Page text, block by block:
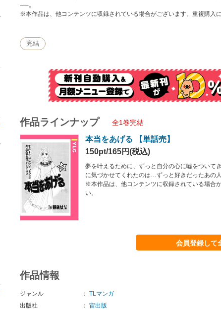
──。
※本作品は、他コンテンツに収録されている場合がございます。重複購入に
完結
作品ラインナップ 全1巻完結
本当をあげる 【単話売】
150pt/165円(税込)
夢を叶えるために、ずっと自分の心に嘘をついて
に気づかせてくれたのは…ずっと好きだったあの
※本作品は、他コンテンツに収録されている場合
い。
会員登録して
作品情報
ジャンル ： TLマンガ
出版社
： 宙出版